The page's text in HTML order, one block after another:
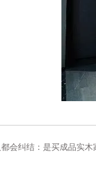
会纠结：是买成品实木